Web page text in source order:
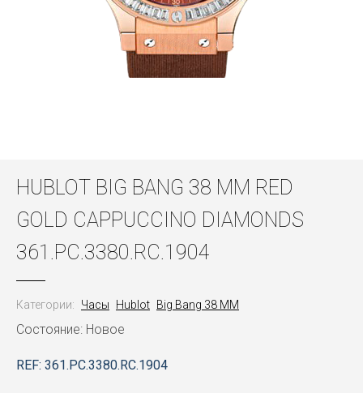
HUBLOT BIG BANG 38 MM RED
GOLD CAPPUCCINO DIAMONDS
361.PC.3380.RC.1904
Категории: Часы Hublot Big Bang 38 MM
Состояние: Новое
REF: 361.PC.3380.RC.1904